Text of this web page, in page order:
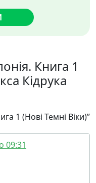
Книга 1
Кідрука
1 (Нові Темні Віки)”
09:31